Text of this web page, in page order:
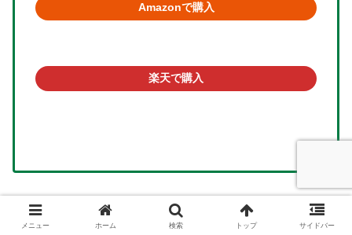
Amazonで購入
楽天で購入
書式 個人再生の実務（全訂6版）申立てから手続
メニュー ホーム 検索 トップ サイドバー